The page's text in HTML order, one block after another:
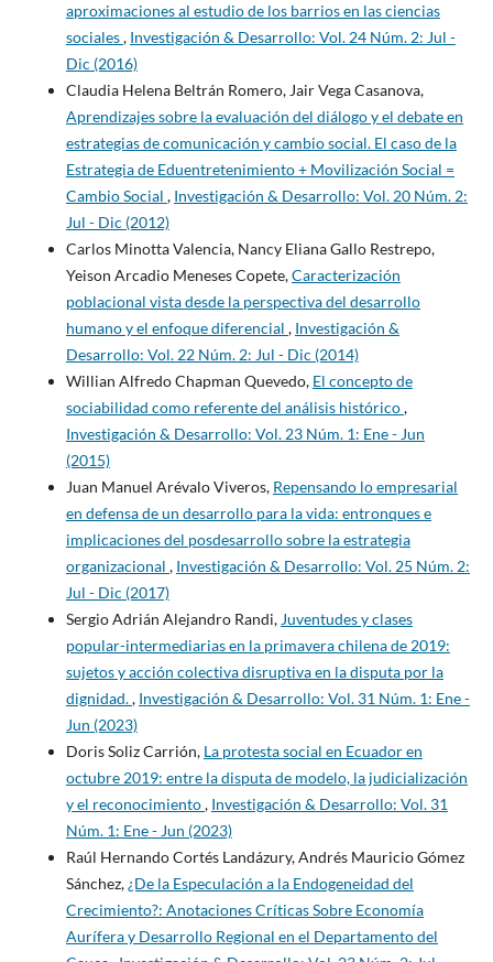
aproximaciones al estudio de los barrios en las ciencias
sociales, Investigación & Desarrollo: Vol. 24 Núm. 2: Jul -
Dic (2016)
Claudia Helena Beltrán Romero, Jair Vega Casanova,
Aprendizajes sobre la evaluación del diálogo y el debate en
estrategias de comunicación y cambio social. El caso de la
Estrategia de Eduentretenimiento + Movilización Social =
Cambio Social , Investigación & Desarrollo: Vol. 20 Núm. 2:
Jul - Dic (2012)
Carlos Minotta Valencia, Nancy Eliana Gallo Restrepo,
Yeison Arcadio Meneses Copete,Caracterización
poblacional vista desde la perspectiva del desarrollo
humano y el enfoque diferencial , Investigación &
Desarrollo: Vol. 22 Núm. 2: Jul - Dic (2014)
Willian Alfredo Chapman Quevedo, El concepto de
sociabilidad como referente del análisis histórico,
Investigación & Desarrollo: Vol. 23 Núm. 1: Ene - Jun
(2015)
Juan Manuel Arévalo Viveros, Repensando lo empresarial
en defensa de un desarrollo para la vida: entronques e
implicaciones del posdesarrollo sobre la estrategia
organizacional , Investigación & Desarrollo: Vol. 25 Núm. 2:
Jul - Dic (2017)
Sergio Adrián Alejandro Randi,Juventudes y clases
popular-intermediarias en la primavera chilena de 2019:
sujetos y acción colectiva disruptiva en la disputa por la
dignidad., Investigación & Desarrollo: Vol. 31 Núm. 1: Ene -
Jun (2023)
Doris Soliz Carrión, La protesta social en Ecuador en
octubre 2019: entre la disputa de modelo, la judicialización
y el reconocimiento, Investigación & Desarrollo: Vol. 31
Núm. 1: Ene - Jun (2023)
Raúl Hernando Cortés Landázury, Andrés Mauricio Gómez
Sánchez,¿De la Especulación a la Endogeneidad del
Crecimiento?: Anotaciones Críticas Sobre Economía
Aurífera y Desarrollo Regional en el Departamento del